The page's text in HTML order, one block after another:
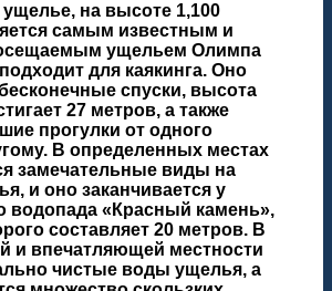
на высоте 1,100
самым известным и
ущельем Олимпа
для каякинга. Оно
спуски, высота
27 метров, а также
прогулки от одного
В определенных местах
замечательные виды на
и оно заканчивается у
водопада «Красный камень»,
составляет 20 метров. В
и впечатляющей местности
чистые воды ущелья, а